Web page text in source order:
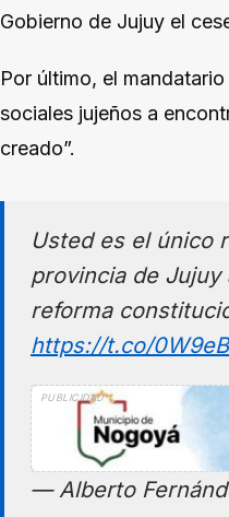
Gobierno de Jujuy el
Por último, el
sociales jujeños a
creado”.
Usted es el único
provincia de
reforma
https://t.co/
— Alberto